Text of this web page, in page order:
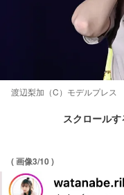
渡辺梨加（C）モデルプレス
スクロール
( 画像3/10 )